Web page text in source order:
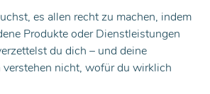
es allen recht zu machen, indem
Produkte oder Dienstleistungen
du dich – und deine
verstehen nicht, wofür du wirklich